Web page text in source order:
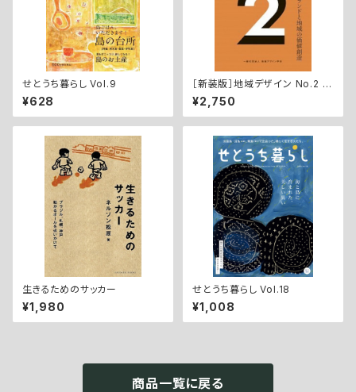
せとうち暮らし Vol.9
¥628
［新装版］地域デザイン No.2 特
集 地域ブランドと地域の価値
¥2,750
生きるためのサッカー
¥1,980
せとうち暮らし Vol.18
¥1,008
商品一覧に戻る